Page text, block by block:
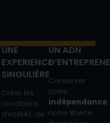
UNE
EXPERIENCE
SINGULIÈRE
Créer les
conditions
d’intérêt, de
UN ADN
Conserver
notre
indépendance,
notre liberté